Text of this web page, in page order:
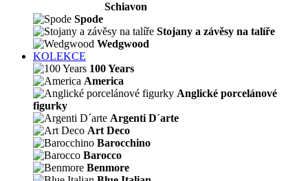
Schiavon
Spode
Stojany a závěsy na talíře
Wedgwood
KOLEKCE
100 Years
America
Anglické porcelánové
figurky
Argenti D´arte
Art Deco
Barocchino
Barocco
Benmore